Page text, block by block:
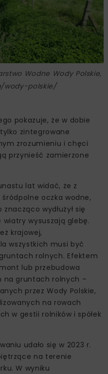
Wodne Wody Polskie,
wody-polskie/
pokazuje, że w dobie
zintegrowane
zrozumieniu i chęci
przynieść zamierzone
lat widać, że z
oczka wodne,
wydłużył się
wysuszają glebę.
krajowej,
wszystkich musi być
rolnych. Efektem
lub przebudowa
na gruntach rolnych –
przez Wody Polskie,
na rowach
w gestii rolników i spółek
udało się w 2023 r.
na terenie
W wyniku